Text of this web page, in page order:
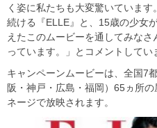
く姿に私たちも大変驚いていま
続ける『ELLE』と、15歳の少女
えたこのムービーを通してみな
っています。」とコメントしてい
キャンペーンムービーは、全国7
阪・神戸・広島・福岡）65ヵ所
ネージで放映されます。